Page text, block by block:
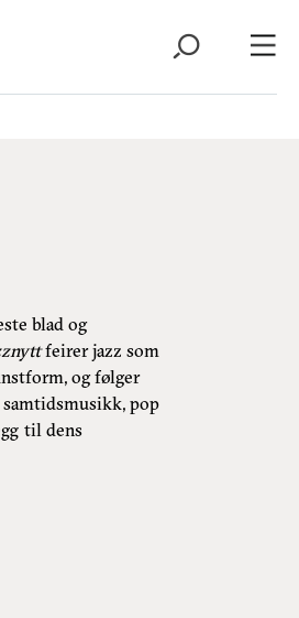
blad og
feirer jazz som
og følger
pop
til dens